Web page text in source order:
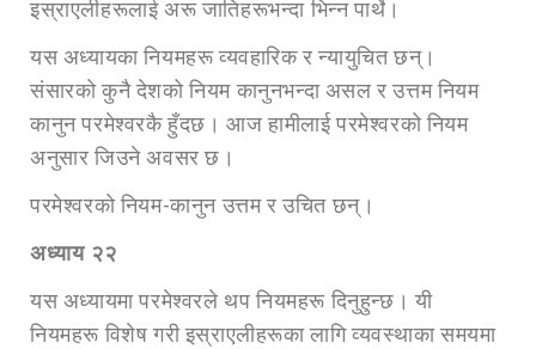
इस्राएलीहरूलाई अरू जातिहरूभन्दा भिन्न पार्थे।
यस अध्यायका नियमहरू व्यवहारिक र न्यायुचित छन्।
संसारको कुनै देशको नियम कानुनभन्दा असल र उत्तम नियम
कानुन परमेश्वरकै हुँदछ। आज हामीलाई परमेश्वरको नियम
अनुसार जिउने अवसर छ।
परमेश्वरको नियम-कानुन उत्तम र उचित छन्।
अध्याय २२
यस अध्यायमा परमेश्वरले थप नियमहरू दिनुहुन्छ। यी
नियमहरू विशेष गरी इस्राएलीहरूका लागि व्यवस्थाका समयमा